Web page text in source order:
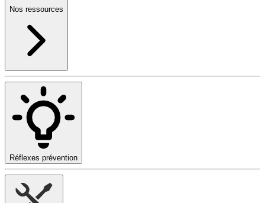
Nos ressources
Réflexes prévention